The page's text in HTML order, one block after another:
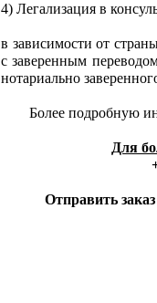
4) Легализация в
в зависимости от
с заверенным
нотариально
Более подробную
Для
Отправить